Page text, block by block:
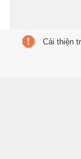
Cải thiện